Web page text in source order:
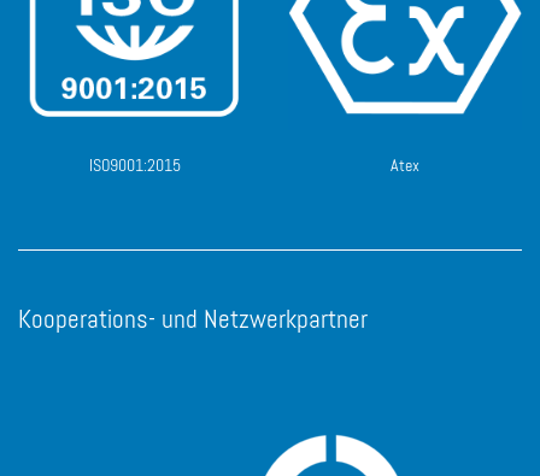
ISO9001:2015 Atex
Kooperations- und Netzwerkpartner